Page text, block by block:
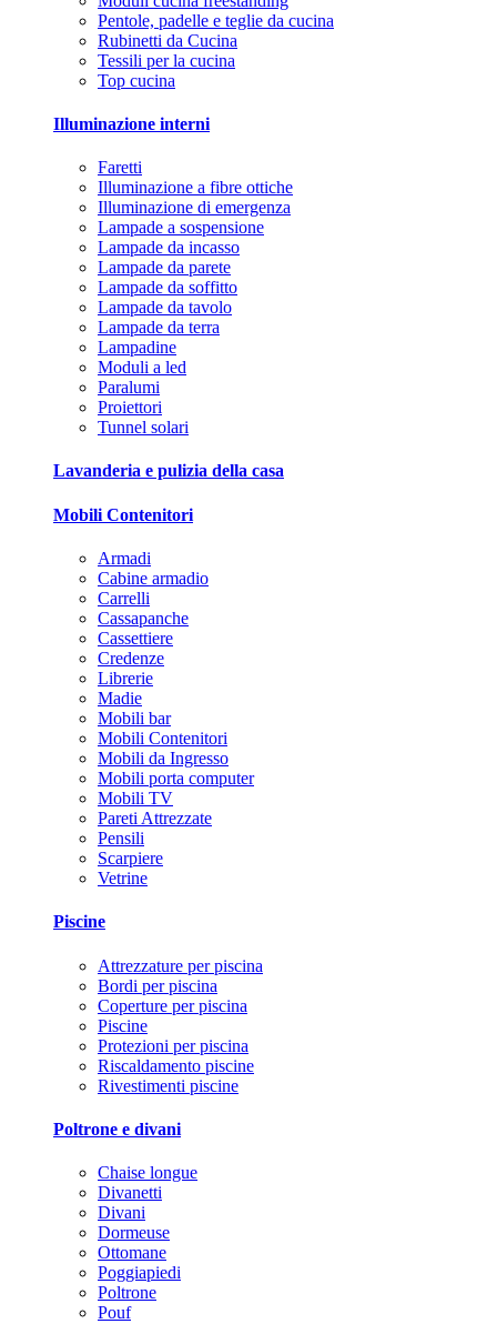
Pentole, padelle e teglie da cucina
Rubinetti da Cucina
Tessili per la cucina
Top cucina
Illuminazione interni
Faretti
Illuminazione a fibre ottiche
Illuminazione di emergenza
Lampade a sospensione
Lampade da incasso
Lampade da parete
Lampade da soffitto
Lampade da tavolo
Lampade da terra
Lampadine
Moduli a led
Paralumi
Proiettori
Tunnel solari
Lavanderia e pulizia della casa
Mobili Contenitori
Armadi
Cabine armadio
Carrelli
Cassapanche
Cassettiere
Credenze
Librerie
Madie
Mobili bar
Mobili Contenitori
Mobili da Ingresso
Mobili porta computer
Mobili TV
Pareti Attrezzate
Pensili
Scarpiere
Vetrine
Piscine
Attrezzature per piscina
Bordi per piscina
Coperture per piscina
Piscine
Protezioni per piscina
Riscaldamento piscine
Rivestimenti piscine
Poltrone e divani
Chaise longue
Divanetti
Divani
Dormeuse
Ottomane
Poggiapiedi
Poltrone
Pouf